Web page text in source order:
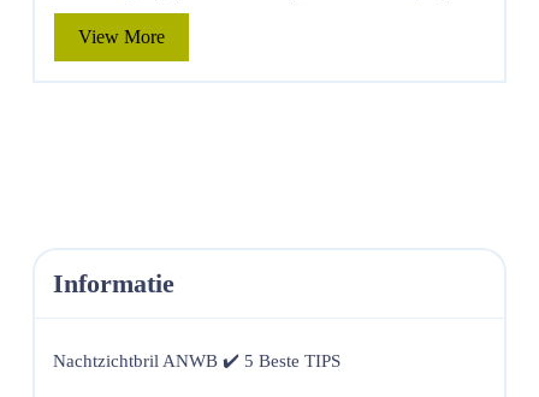
View MoreView
More
Informatie
Nachtzichtbril ANWB ✔️ 5 Beste TIPS